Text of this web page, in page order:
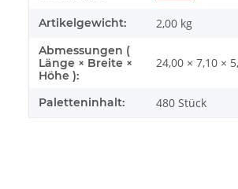
Artikelgewicht: 2,00 kg
Abmessungen (
Länge × Breite ×
Höhe ):
24,00 × 7,10 ×
Paletteninhalt: 480 Stück